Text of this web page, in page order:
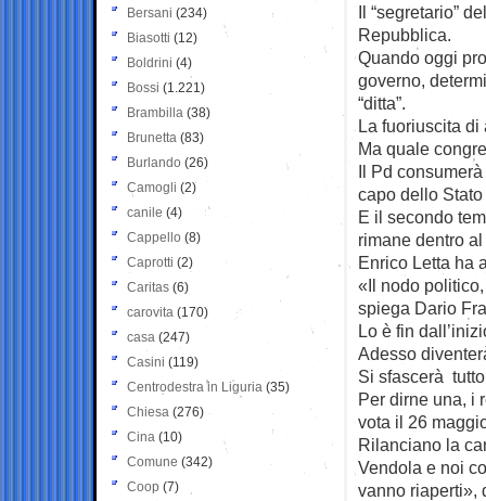
Il “segretario”
Repubblica.
Quando oggi
governo,
“ditta”.
La fuoriuscita
Ma quale
Il Pd
capo dello
E il secondo
rimane dentro
Enrico Letta ha
«Il nodo
spiega Dario
Lo è fin
Adesso
Si sfascerà
Per dirne una, i
vota il 26
Rilanciano la
Vendola e noi
vanno riaperti»,
Bersani (234)
Biasotti (12)
Boldrini (4)
Bossi (1.221)
Brambilla (38)
Brunetta (83)
Burlando (26)
Camogli (2)
canile (4)
Cappello (8)
Caprotti (2)
Caritas (6)
carovita (170)
casa (247)
Casini (119)
Centrodestra in Liguria (35)
Chiesa (276)
Cina (10)
Comune (342)
Coop (7)